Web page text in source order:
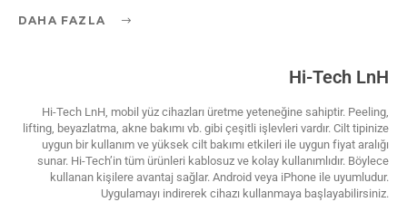
DAHA FAZLA
Hi-Tech LnH
Hi-Tech LnH, mobil yüz cihazları üretme yeteneğine sahiptir. Peeling,
lifting, beyazlatma, akne bakımı vb. gibi çeşitli işlevleri vardır. Cilt tipinize
uygun bir kullanım ve yüksek cilt bakımı etkileri ile uygun fiyat aralığı
sunar. Hi-Tech’in tüm ürünleri kablosuz ve kolay kullanımlıdır. Böylece
kullanan kişilere avantaj sağlar. Android veya iPhone ile uyumludur.
Uygulamayı indirerek cihazı kullanmaya başlayabilirsiniz.